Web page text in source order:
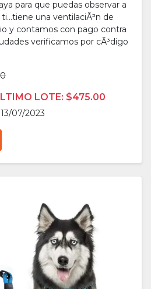
para que puedas observar a
una ventilaciÃ³n de
y contamos con pago contra
verificamos por cÃ³digo
LOTE: $475.00
07/2023